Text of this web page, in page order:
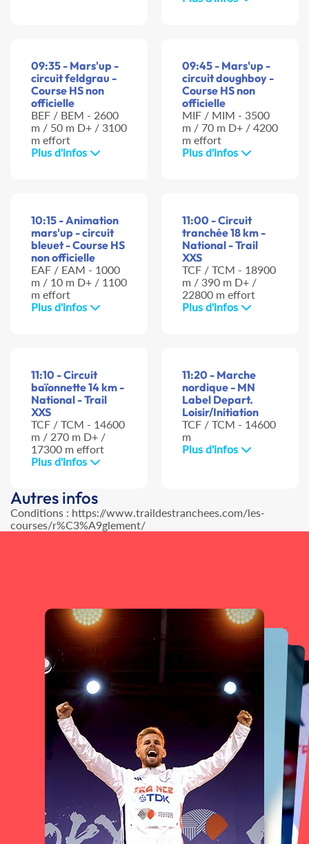
09:35 - Mars'up -
circuit feldgrau -
Course HS non
officielle
BEF / BEM - 2600
m / 50 m D+ / 3100
m effort
Plus d'infos
09:45 - Mars'up -
circuit doughboy -
Course HS non
officielle
MIF / MIM - 3500
m / 70 m D+ / 4200
m effort
Plus d'infos
10:15 - Animation
mars'up - circuit
bleuet - Course HS
non officielle
EAF / EAM - 1000
m / 10 m D+ / 1100
m effort
Plus d'infos
11:00 - Circuit
tranchée 18 km -
National - Trail
XXS
TCF / TCM - 18900
m / 390 m D+ /
22800 m effort
Plus d'infos
11:10 - Circuit
baïonnette 14 km -
National - Trail
XXS
TCF / TCM - 14600
m / 270 m D+ /
17300 m effort
Plus d'infos
11:20 - Marche
nordique - MN
Label Depart.
Loisir/Initiation
TCF / TCM - 14600
m
Plus d'infos
Autres infos
Conditions : https://www.traildestranchees.com/les-
courses/r%C3%A9glement/